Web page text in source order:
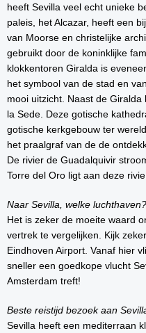
heeft Sevilla veel echt unieke
paleis, het Alcazar, heeft een
van Moorse en christelijke
gebruikt door de koninklijke
klokkentoren Giralda is
het symbool van de stad en
mooi uitzicht. Naast de
la Sede. Deze gotische
gotische kerkgebouw ter
het praalgraf van de de
De rivier de Guadalquivir
Torre del Oro ligt aan deze
Naar Sevilla, welke luchthaven?
Het is zeker de moeite waard
vertrek te vergelijken. Kijk
Eindhoven Airport. Vanaf hier
sneller een goedkope vlucht
Amsterdam treft!
Beste reistijd bezoek aan
Sevilla heeft een mediterraan